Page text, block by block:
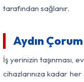
tarafından sağlanır.
Aydın
İş yerinizin taşınması,
cihazlarınıza kadar